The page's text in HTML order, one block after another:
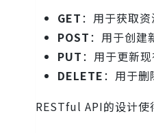
GET：用于获取资
POST：用于创建
PUT：用于更新现
DELETE：用于删
RESTful API的设计使